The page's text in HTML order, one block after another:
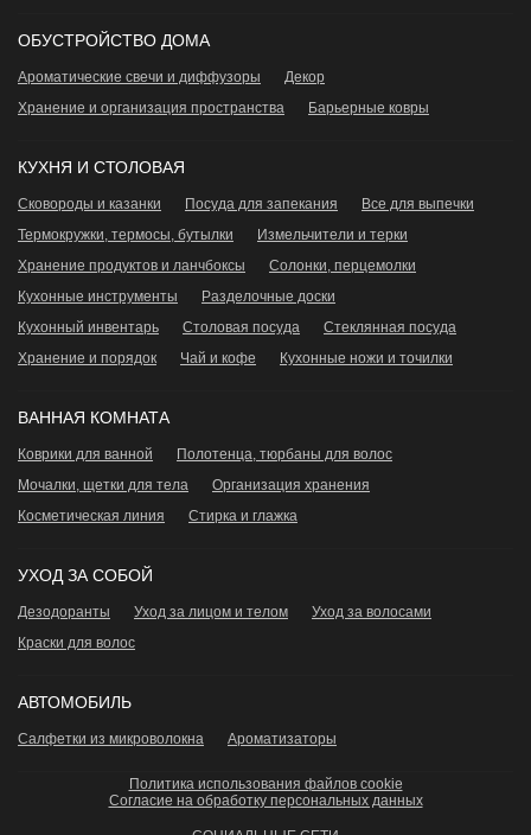
ОБУСТРОЙСТВО ДОМА
Ароматические свечи и диффузоры
Декор
Хранение и организация пространства
Барьерные ковры
КУХНЯ И СТОЛОВАЯ
Сковороды и казанки Посуда для запекания
Все для выпечки
Термокружки, термосы, бутылки
Измельчители и терки
Хранение продуктов и ланчбоксы
Сoлонки, перцемолки
Кухонные инструменты
Разделочные доски
Кухонный инвентарь
Столовая посуда
Стеклянная посуда
Хранение и порядок
Чай и кофе Кухонные ножи и точилки
ВАННАЯ КОМНАТА
Коврики для ванной
Полотенца, тюрбаны для волос
Мочалки, щетки для тела
Организация хранения
Косметическая линия
Стирка и глажка
УХОД ЗА СОБОЙ
Дезодоранты Уход за лицом и телом
Уход за волосами
Краски для волос
АВТОМОБИЛЬ
Салфетки из микроволокна Ароматизаторы
Политика использования файлов cookie
Согласие на обработку персональных данных